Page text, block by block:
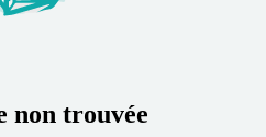
non trouvée